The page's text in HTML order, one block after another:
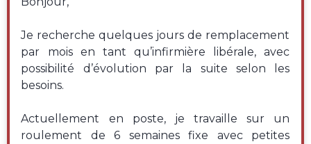
Je recherche quelques jours de remplacement
par mois en tant qu’infirmière libérale, avec
possibilité d’évolution par la suite selon les
besoins.
Actuellement en poste, je travaille sur un
roulement de 6 semaines fixe avec petites